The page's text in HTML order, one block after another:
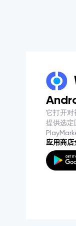
它打开对
提供选定
应用商店